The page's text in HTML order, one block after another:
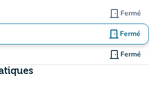
door_front Fermé
door_front Fermé
door_front Fermé